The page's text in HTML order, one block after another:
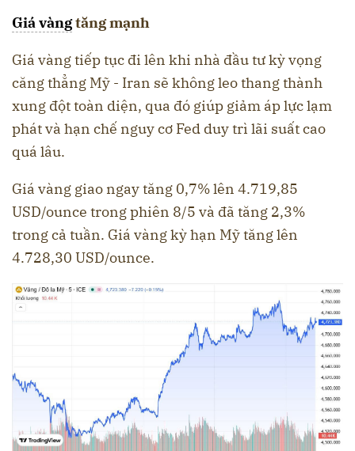
Giá vàngtăng mạnh
Giá vàng tiếp tục đi lên khi nhà đầu tư kỳ vọng
căng thẳng Mỹ - Iran sẽ không leo thang thành
xung đột toàn diện, qua đó giúp giảm áp lực lạm
phát và hạn chế nguy cơ Fed duy trì lãi suất cao
quá lâu.
Giá vàng giao ngay tăng 0,7% lên 4.719,85
USD/ounce trong phiên 8/5 và đã tăng 2,3%
trong cả tuần. Giá vàng kỳ hạn Mỹ tăng lên
4.728,30 USD/ounce.